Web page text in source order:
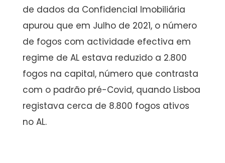
de dados da Confidencial Imobiliária
apurou que em Julho de 2021, o número
de fogos com actividade efectiva em
regime de AL estava reduzido a 2.800
fogos na capital, número que contrasta
com o padrão pré-Covid, quando Lisboa
registava cerca de 8.800 fogos ativos
no AL.